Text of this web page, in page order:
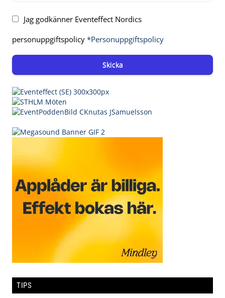
Jag godkänner Eventeffect Nordics
personuppgiftspolicy *Personuppgiftspolicy
Skicka
TIPS